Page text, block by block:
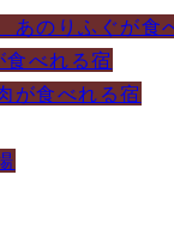
あのりふぐが食
べれる宿
が食べれる宿